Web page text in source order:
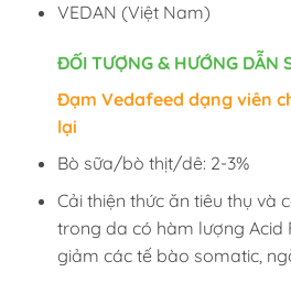
VEDAN (Việt Nam)
ĐỐI TƯỢNG & HƯỚNG DẪN
Đạm Vedafeed dạng viên
lại
Bò sữa/bò thịt/dê: 2-3%
Cải thiện thức ăn tiêu thụ và
trong da có hàm lượng Acid
giảm các tế bào somatic,